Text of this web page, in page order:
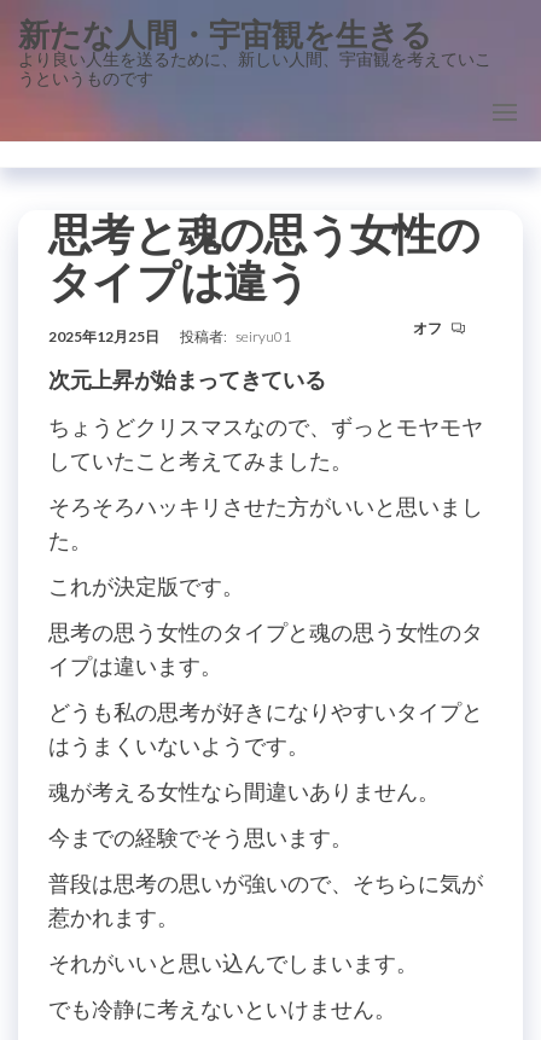
ン
に
新たな人間・宇宙観を生きる
より良い人生を送るために、新しい人間、宇宙観を考えていこ
うというものです
思考と魂の思う女性の
タイプは違う
2025年12月25日 投稿者: seiryu01 オフ
次元上昇が始まってきている
ちょうどクリスマスなので、ずっとモヤモヤ
していたこと考えてみました。
そろそろハッキリさせた方がいいと思いまし
た。
これが決定版です。
思考の思う女性のタイプと魂の思う女性のタ
イプは違います。
どうも私の思考が好きになりやすいタイプと
はうまくいないようです。
魂が考える女性なら間違いありません。
今までの経験でそう思います。
普段は思考の思いが強いので、そちらに気が
惹かれます。
それがいいと思い込んでしまいます。
でも冷静に考えないといけません。